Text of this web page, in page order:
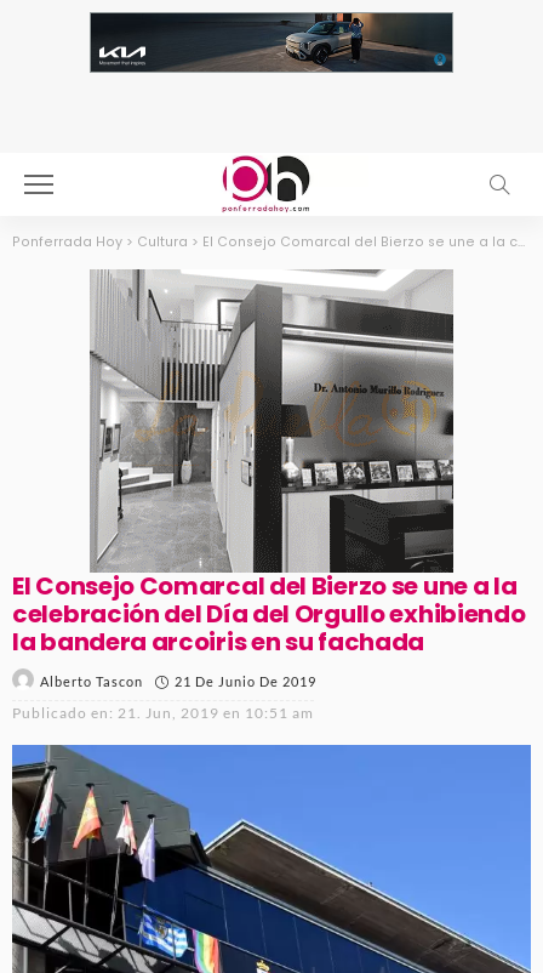
Ponferrada Hoy > Cultura > El Consejo Comarcal del Bierzo se une a la celebración del Día del Orgullo exhibiendo la bandera arcoiris en su fachada
El Consejo Comarcal del Bierzo se une a la
celebración del Día del Orgullo exhibiendo
la bandera arcoiris en su fachada
Alberto Tascon 21 De Junio De 2019
Publicado en: 21. Jun, 2019 en 10:51 am